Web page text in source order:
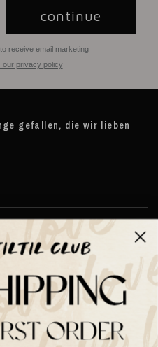
continue
receive email marketing
our privacy policy
gefallen, die wir lieben